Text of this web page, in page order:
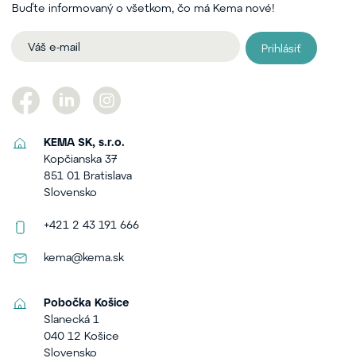
Buďte informovaný o všetkom, čo má Kema nové!
Prihlásiť
KEMA SK, s.r.o.
Kopčianska 37
851 01 Bratislava
Slovensko
+421 2 43 191 666
kema@kema.sk
Pobočka Košice
Slanecká 1
040 12 Košice
Slovensko